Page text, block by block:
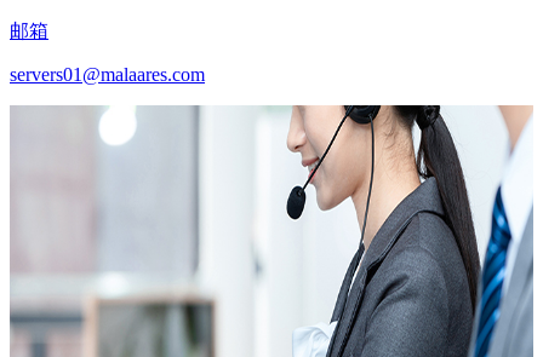
邮箱
servers01@malaares.com